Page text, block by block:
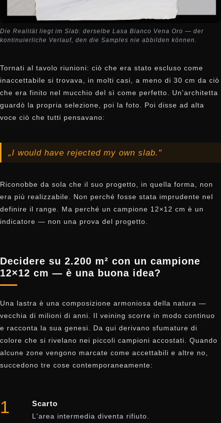
Die Realität liegt im Slab: derselbe Lasa Bianco Vena Oro — der
kontinuierliche Verlauf, den die Samples nie abbilden können.
Tornati al tavolo riunioni: ciò che era stato escluso come
inaccettabile si trovava, in molti casi, a meno di 30 cm da ciò
che era finito nel mucchio del sì come perfetto. Un'architetta
guardò la propria selezione, poi la foto. Poi disse ad alta
voce ciò che tutti pensavano:
„I would have rejected my own slab."
Riconobbe da sola che il suo progetto, in quella forma, non
era più realizzabile. Non perché fosse stata imprudente nel
definire il range. Ma perché un campione 12×12 cm è un
indicatore — non una prova del progetto.
Decidere su 2.200 m² con un campione
12×12 cm — è una buona idea?
Una lastra è una composizione armoniosa della natura —
vecchia di milioni di anni. Il veining scorre in modo continuo
e racconta la sua genesi. Da qui derivano sfumature di
colore che si rivelano nei piccoli campioni accostati. Quando
alcune zone vengono marcate come accettabili e altre no,
succedono tre cose contemporaneamente:
1
Scarto
L'area intermedia diventa rifiuto.